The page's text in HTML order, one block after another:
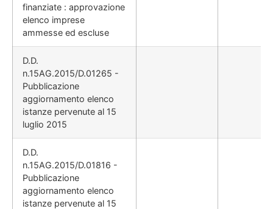
finanziate : approvazione
elenco imprese
ammesse ed escluse
D.D.
n.15AG.2015/D.01265 -
Pubblicazione
aggiornamento elenco
istanze pervenute al 15
luglio 2015
D.D.
n.15AG.2015/D.01816 -
Pubblicazione
aggiornamento elenco
istanze pervenute al 15